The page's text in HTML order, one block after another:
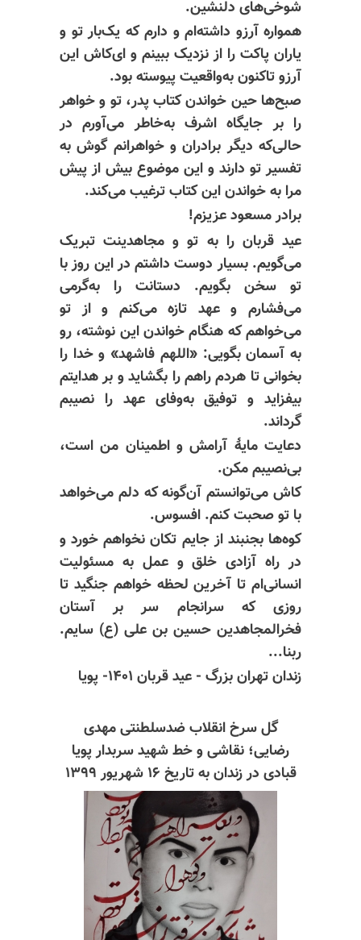
شوخی‌های دلنشین.
همواره آرزو داشته‌ام و دارم که یک‌بار تو و
یاران پاکت را از نزدیک ببینم و ای‌کاش این
آرزو تاکنون به‌واقعیت پیوسته بود.
صبح‌ها حین خواندن کتاب پدر، تو و خواهر
را بر جایگاه اشرف به‌خاطر می‌آورم در
حالی‌که دیگر برادران و خواهرانم گوش به
تفسیر تو دارند و این موضوع بیش از پیش
مرا به خواندن این کتاب ترغیب می‌کند.
برادر مسعود عزیزم!
عید قربان را به تو و مجاهدینت تبریک
می‌گویم. بسیار دوست داشتم در این‌ روز با
تو سخن بگویم. دستانت را به‌گرمی
می‌فشارم و عهد تازه می‌کنم و از تو
می‌خواهم که هنگام خواندن این نوشته، رو
به آسمان بگویی: «اللهم فاشهد» و خدا را
بخوانی تا هردم راهم را بگشاید و برهدایتم
بیفزاید و توفیق به‌وفای عهد را نصیبم
گرداند.
دعایت مایهٔ آرامش و اطمینان من است،
بی‌نصیبم مکن.
کاش می‌توانستم آن‌گونه که دلم می‌خواهد
با تو صحبت کنم. افسوس.
کوه‌ها بجنبند از جایم تکان نخواهم خورد و
در راه آزادی خلق و عمل به مسئولیت
انسانی‌ام تا آخرین لحظه خواهم جنگید تا
روزی که سرانجام سر بر آستان
فخرالمجاهدین حسین‌ بن‌ علی (ع) سایم.
ربنا...
زندان تهران بزرگ - عید قربان ۱۴۰۱- پویا
گل سرخ انقلاب ضدسلطنتی مهدی
رضایی؛ نقاشی و خط شهید سربدار پویا
قبادی در زندان بهتاریخ ۱۶ شهریور ۱۳۹۹